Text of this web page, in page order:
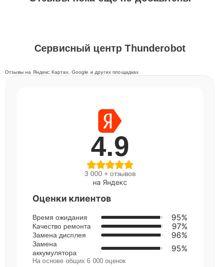
Сервисный центр Thunderobot
Отзывы на Яндекс.Картах, Google и других площадках
4.9
3 000 + отзывов
на Яндекс
Оценки клиентов
Время ожидания 95%
Качество ремонта 97%
Замена дисплея 96%
Замена
аккумулятора
95%
На основе общих 6 000 оценок